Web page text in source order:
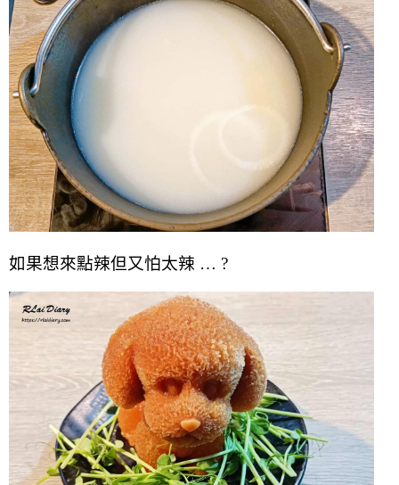
如果想來點辣但又怕太辣 … ?